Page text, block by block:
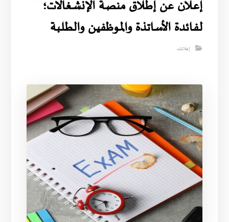
إعــلان عن إطــلاق منصـة الإنشـغالات؛
لفـائدة الأساتذة والمـوظفيـن والطـلـبة
إعلانات